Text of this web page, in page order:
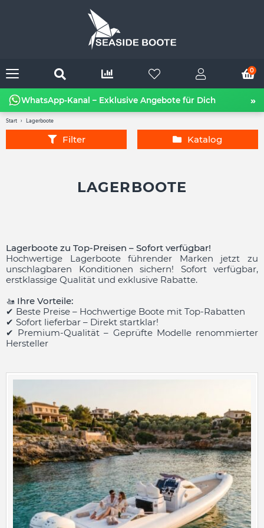
0
Start Lagerboote
Filter Katalog
LAGERBOOTE
Lagerboote zu Top-Preisen – Sofort verfügbar!
Hochwertige Lagerboote führender Marken jetzt zu
unschlagbaren Konditionen sichern! Sofort verfügbar,
erstklassige Qualität und exklusive Rabatte.
🚤 Ihre Vorteile:
✔ Beste Preise – Hochwertige Boote mit Top-Rabatten
✔ Sofort lieferbar – Direkt startklar!
✔ Premium-Qualität – Geprüfte Modelle renommierter
Hersteller
WhatsApp-Kanal – Exklusive Angebote für Dich »